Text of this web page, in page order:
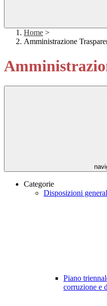
Home >
Amministrazione
Categorie
Disposizioni
Piano
corruzione e